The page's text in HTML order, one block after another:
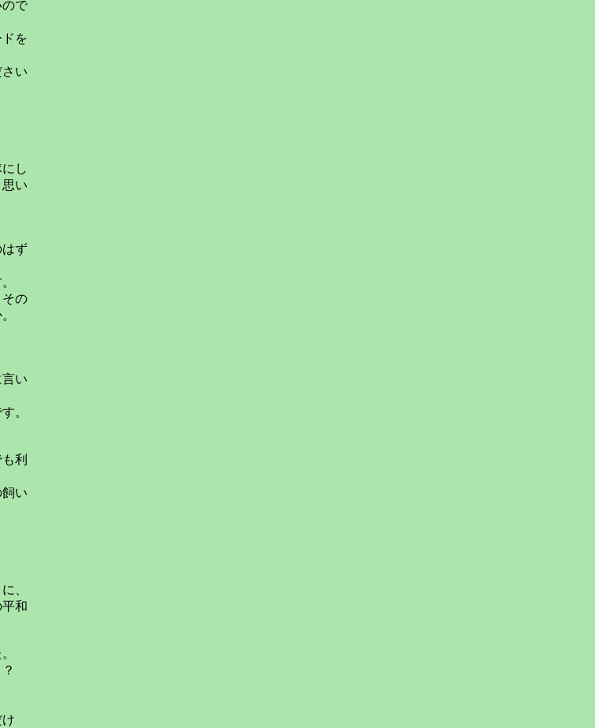
で
を
い
し
い
ず
の
い
。
利
い
、
和